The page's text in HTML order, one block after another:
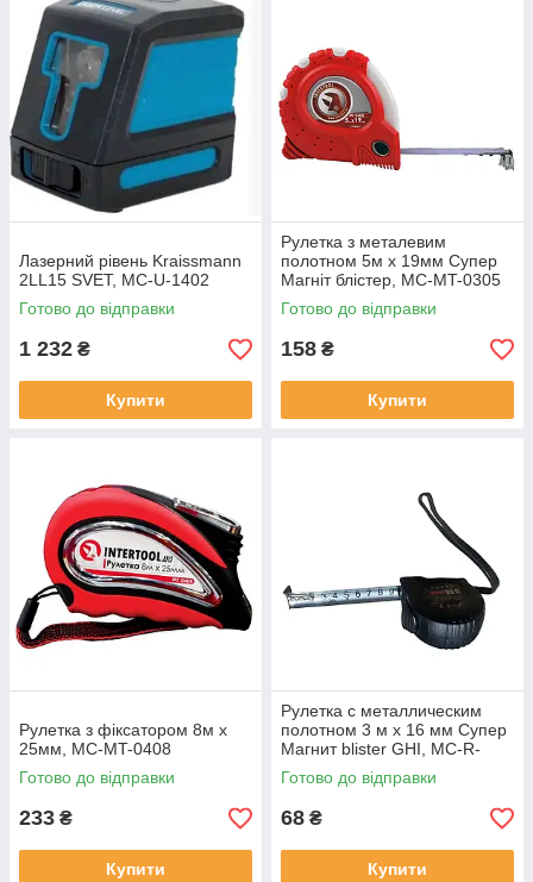
Лазерний рівень Kraissmann
2LL15 SVET, MC-U-1402
Готово до відправки
1 232 ₴
Купити
Рулетка з металевим
полотном 5м x 19мм Супер
Магніт блістер, MC-MT-0305
Готово до відправки
158 ₴
Купити
Рулетка з фіксатором 8м x
25мм, MC-MT-0408
Готово до відправки
233 ₴
Купити
Рулетка с металлическим
полотном 3 м x 16 мм Супер
Магнит blister GHI, MC-R-
273433
Готово до відправки
68 ₴
Купити